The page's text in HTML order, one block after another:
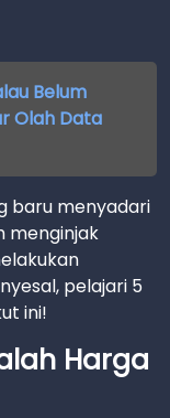
Belum
Olah Data
baru menyadari
menginjak
pelajari 5
ini!
Harga